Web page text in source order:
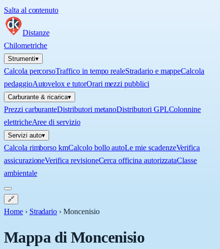
Salta al contenuto
Distanze
Chilometriche
Strumenti▾
Calcola percorsoTraffico in tempo realeStradario e mappeCalcola
pedaggioAutovelox e tutorOrari mezzi pubblici
Carburante & ricarica▾
Prezzi carburanteDistributori metanoDistributori GPLColonnine
elettricheAree di servizio
Servizi auto▾
Calcola rimborso kmCalcolo bollo autoLe mie scadenzeVerifica
assicurazioneVerifica revisioneCerca officina autorizzataClasse
ambientale
🔗
Home › Stradario ›Moncenisio
Mappa diMoncenisio